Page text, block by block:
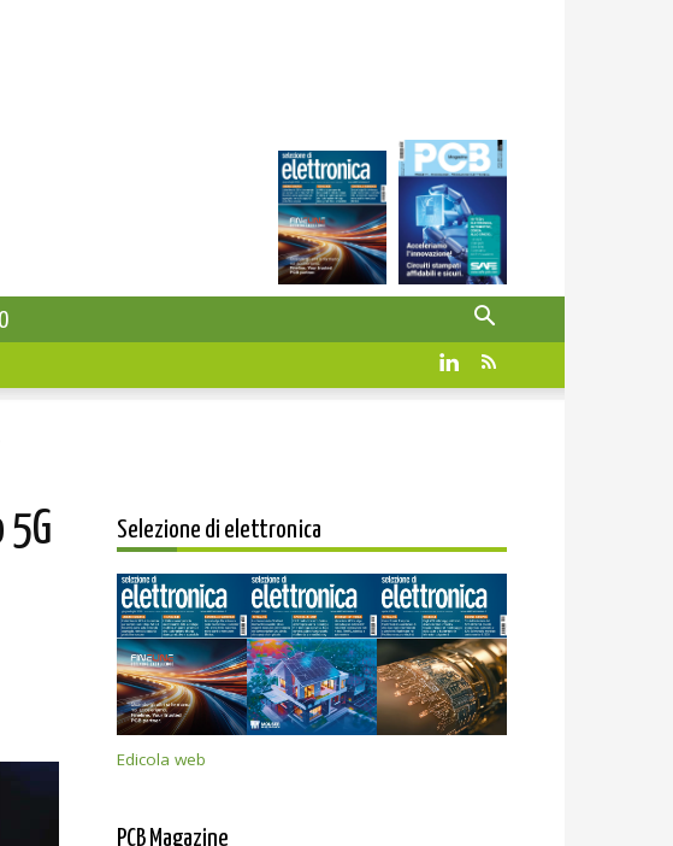
Selezione di elettronica
Edicola web
PCB Magazine